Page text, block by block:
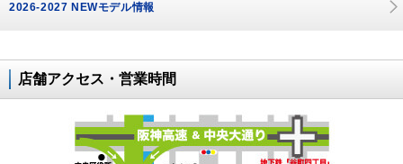
2026-2027 NEWモデル情報
店舗アクセス・営業時間